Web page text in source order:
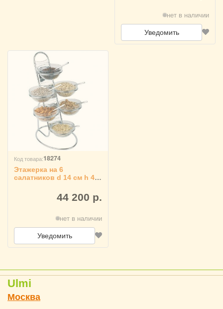
нет в наличии
Уведомить
Код товара:18274
Этажерка на 6
салатников d 14 см h 48
44 200 р.
нет в наличии
Уведомить
Ulmi
Москва